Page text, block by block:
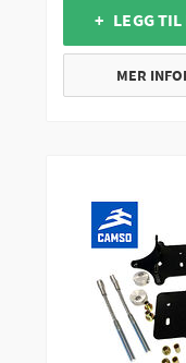
+ LEGG TIL
MER